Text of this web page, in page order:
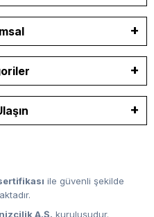
ile güvenli şekilde
A.Ş. kuruluşudur.